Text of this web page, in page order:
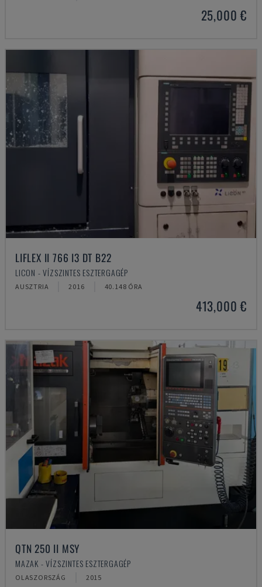
25,000 €
LIFLEX II 766 I3 DT B22
LICON - VÍZSZINTES ESZTERGAGÉP
AUSZTRIA 2016 40.148 ÓRA
413,000 €
QTN 250 II MSY
MAZAK - VÍZSZINTES ESZTERGAGÉP
OLASZORSZÁG 2015